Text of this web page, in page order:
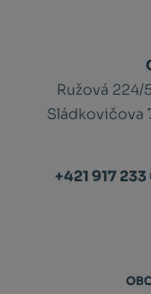
Ružová 224/
Sládkovičova
+421 917